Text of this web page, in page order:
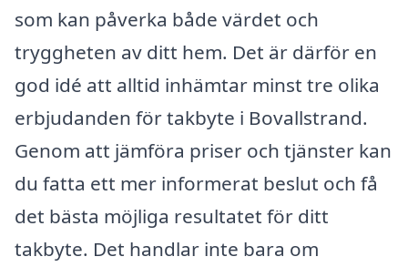
som kan påverka både värdet och
tryggheten av ditt hem. Det är därför en
god idé att alltid inhämtar minst tre olika
erbjudanden för takbyte i Bovallstrand.
Genom att jämföra priser och tjänster kan
du fatta ett mer informerat beslut och få
det bästa möjliga resultatet för ditt
takbyte. Det handlar inte bara om